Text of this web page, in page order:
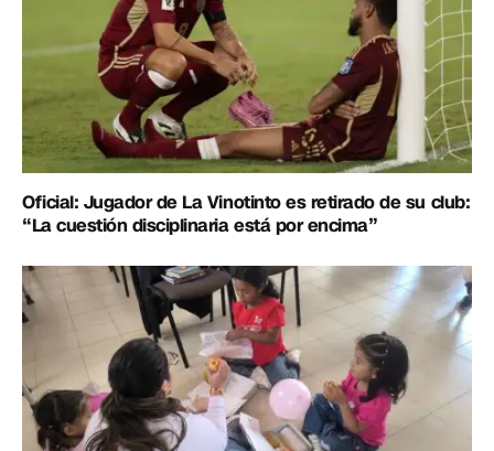
Oficial: Jugador de La Vinotinto es retirado de su club:
“La cuestión disciplinaria está por encima”